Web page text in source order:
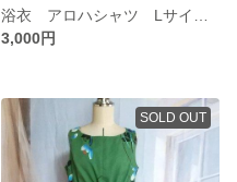
3,000円
SOLD OUT